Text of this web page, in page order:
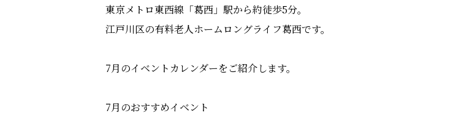
東京メトロ東西線「葛西」駅から約徒歩5分。
江戸川区の有料老人ホームロングライフ葛西です。
7月のイベントカレンダーをご紹介します。
7月のおすすめイベント